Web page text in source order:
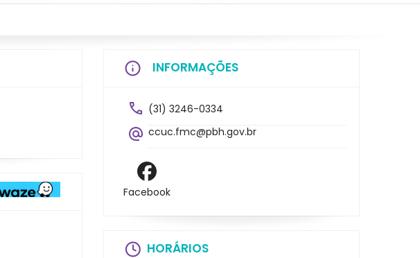
INFORMAÇÕES
(31) 3246-0334
ccuc.fmc@pbh.gov.br
Facebook
HORÁRIOS